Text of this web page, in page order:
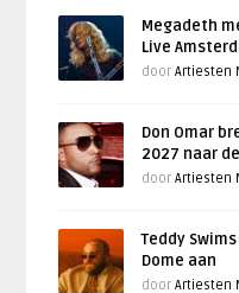
Megadeth
Live
doorArtiesten
Don Omar
2027 naar
doorArtiesten
Teddy
Dome aan
doorArtiesten